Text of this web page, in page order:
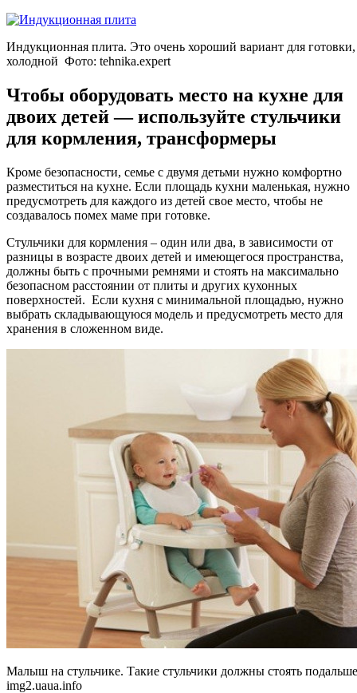
Индукционная плита. Это очень хороший вариант для готовки,
холодной Фото: tehnika.expert
Чтобы оборудовать место на кухне для
двоих детей — используйте стульчики
для кормления, трансформеры
Кроме безопасности, семье с двумя детьми нужно комфортно
разместиться на кухне. Если площадь кухни маленькая, нужно
предусмотреть для каждого из детей свое место, чтобы не
создавалось помех маме при готовке.
Стульчики для кормления – один или два, в зависимости от
разницы в возрасте двоих детей и имеющегося пространства,
должны быть с прочными ремнями и стоять на максимально
безопасном расстоянии от плиты и других кухонных
поверхностей. Если кухня с минимальной площадью, нужно
выбрать складывающуюся модель и предусмотреть место для
хранения в сложенном виде.
Малыш на стульчике. Такие стульчики должны стоять
img2.uaua.info